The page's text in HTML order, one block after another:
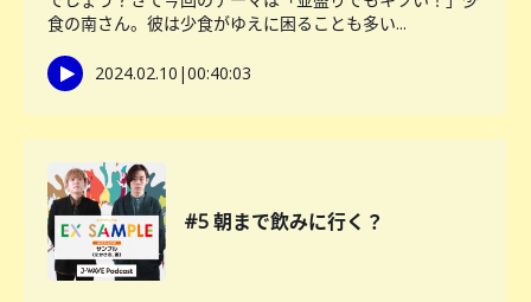
食の南さん。彼は少食がゆえに困ることも多い...
2024.02.10 |00:40:03
#5 朝まで飲みに行く？